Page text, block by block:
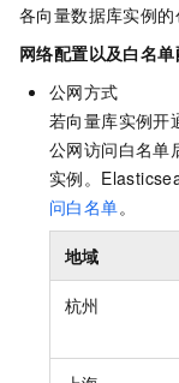
各向量数据库实例的
网络配置以及白名
公网方式
若向量库实例开
公网访问白名单
实例。
问白名单。
地域
杭州